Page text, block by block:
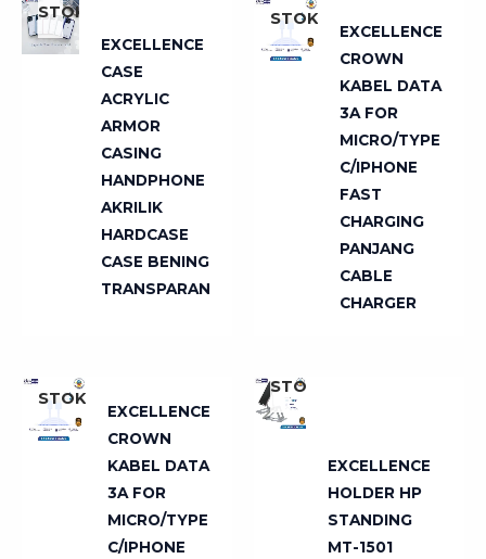
STOK
EXCELLENCE
CASE
ACRYLIC
ARMOR
CASING
HANDPHONE
AKRILIK
HARDCASE
CASE BENING
TRANSPARAN
STOK
EXCELLENCE
CROWN
KABEL DATA
3A FOR
MICRO/TYPE
C/IPHONE
FAST
CHARGING
PANJANG
CABLE
CHARGER
STOK
EXCELLENCE
CROWN
KABEL DATA
3A FOR
MICRO/TYPE
C/IPHONE
STOK
EXCELLENCE
HOLDER HP
STANDING
MT-1501